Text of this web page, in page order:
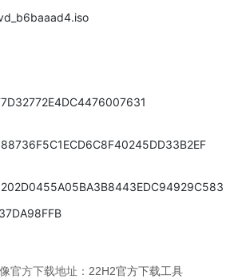
官方下载地址：22H2官方下载工具